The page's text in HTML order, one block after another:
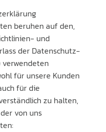
beruhen auf den,
und
der Datenschutz-
verwendeten
für unsere Kunden
für die
zu halten,
von uns